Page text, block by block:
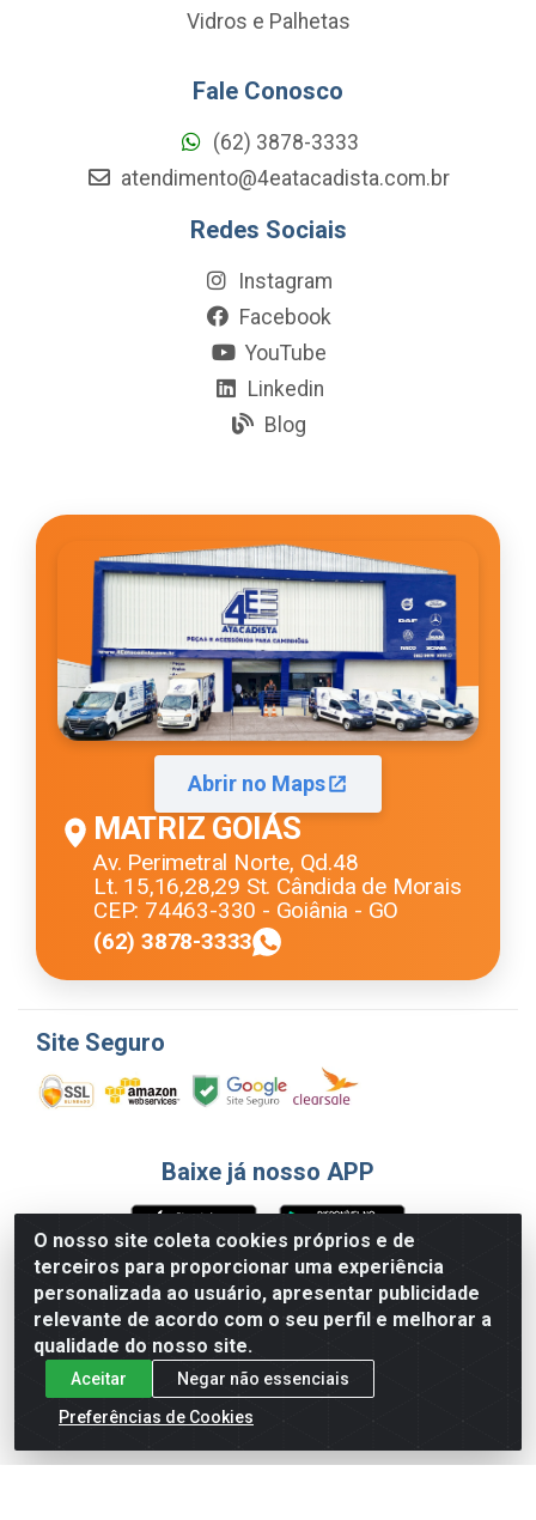
O nosso site coleta cookies próprios e de
terceiros para proporcionar uma experiência
personalizada ao usuário, apresentar publicidade
relevante de acordo com o seu perfil e melhorar a
qualidade do nosso site.
Aceitar
Negar não essenciais
Preferências de Cookies
Vidros e Palhetas
Fale Conosco
(62) 3878-3333
atendimento@4eatacadista.com.br
Redes Sociais
Instagram
Facebook
YouTube
Linkedin
Blog
Abrir no Maps
MATRIZ GOIÁS
Av. Perimetral Norte, Qd.48
Lt. 15,16,28,29 St. Cândida de Morais
CEP: 74463-330 - Goiânia - GO
(62) 3878-3333
Site Seguro
Baixe já nosso APP
Formas de Pagamento